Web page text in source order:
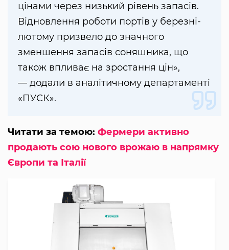
цінами через низький рівень запасів.
Відновлення роботи портів у березні-
лютому призвело до значного
зменшення запасів соняшника, що
також впливає на зростання цін»,
— додали в аналітичному департаменті
«ПУСК».
Читати за темою: Фермери активно
продають сою нового врожаю в напрямку
Європи та Італії